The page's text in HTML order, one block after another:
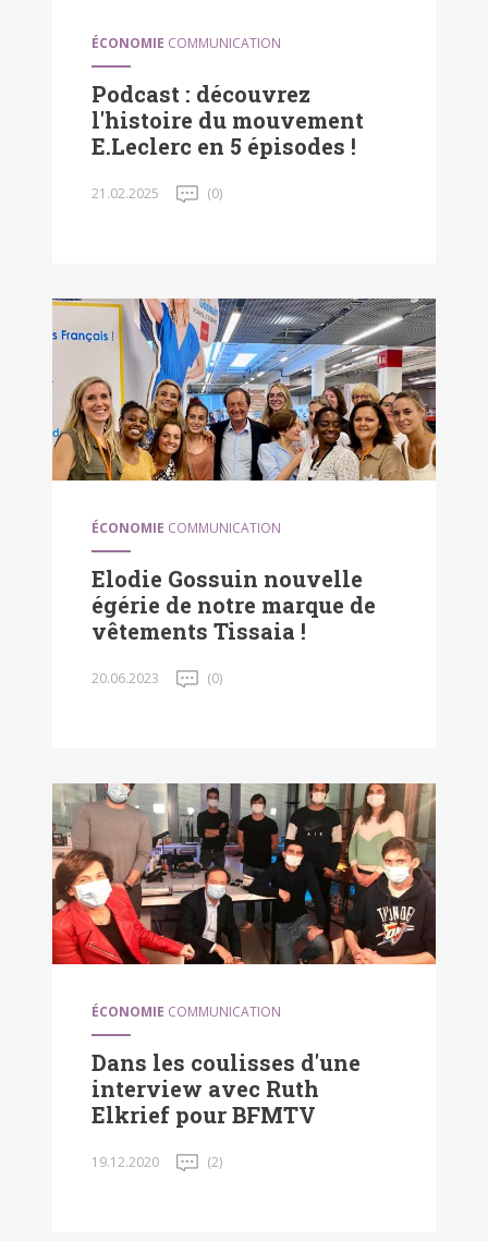
ÉCONOMIE COMMUNICATION
Podcast : découvrez
l'histoire du mouvement
E.Leclerc en 5 épisodes !
21.02.2025 (0)
ÉCONOMIE COMMUNICATION
Elodie Gossuin nouvelle
égérie de notre marque de
vêtements Tissaia !
20.06.2023 (0)
ÉCONOMIE COMMUNICATION
Dans les coulisses d'une
interview avec Ruth
Elkrief pour BFMTV
19.12.2020 (2)